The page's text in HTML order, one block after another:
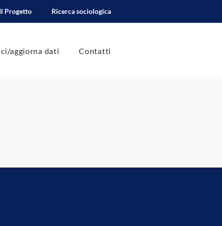
Progetto Ricerca sociologica
aggiorna dati Contatti